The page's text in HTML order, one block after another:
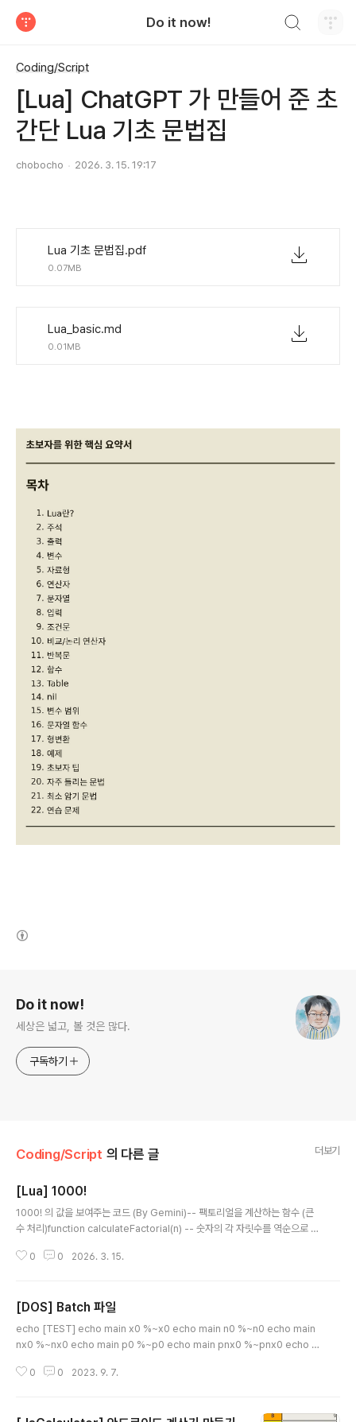
Do it now!
Coding/Script
[Lua] ChatGPT 가 만들어 준 초
간단 Lua 기초 문법집
chobocho 2026. 3. 15. 19:17
Lua 기초 문법집.pdf
0.07MB
Lua_basic.md
0.01MB
Do it now!
세상은 넓고, 볼 것은 많다.
구독하기
Coding/Script 의 다른 글 더보기
[Lua] 1000!
1000! 의 값을 보여주는 코드 (By Gemini)-- 팩토리얼을 계산하는 함수 (큰
수 처리)function calculateFactorial(n) -- 숫자의 각 자릿수를 역순으로 저
al carry = 0 -- 현재 result에 저장된 각 자릿수에 i를 곱함 for j = 1, #resul
0 0 2026. 3. 15.
[DOS] Batch 파일
echo [TEST] echo main x0 %~x0 echo main n0 %~n0 echo main
nx0 %~nx0 echo main p0 %~p0 echo main pnx0 %~pnx0 echo m
결과 C:\github>test C:\github>echo [TEST] [TEST] C:\github>ech
0 0 2023. 9. 7.